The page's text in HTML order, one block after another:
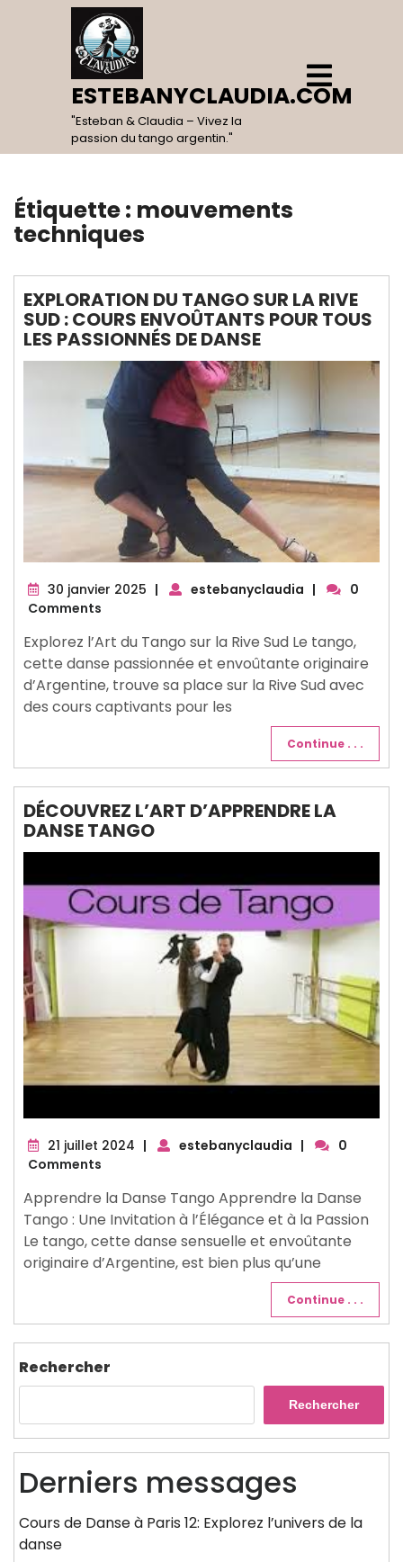
ESTEBANYCLAUDIA.COM
"Esteban & Claudia – Vivez la
passion du tango argentin."
Open
Menu
Étiquette : mouvements
techniques
EXPLORATION DU TANGO SUR LA RIVE
SUD : COURS ENVOÛTANTS POUR TOUS
LES PASSIONNÉS DE DANSE
30 janvier 2025 30
| estebanyclaudia |
0
Comments
Explorez l’Art du Tango sur la Rive Sud Le tango,
cette danse passionnée et envoûtante originaire
d’Argentine, trouve sa place sur la Rive Sud avec
des cours captivants pour les
Continue . . .
DÉCOUVREZ L’ART D’APPRENDRE LA
DANSE TANGO
21 juillet 2024 21| estebanyclaudia |
0
Comments
Apprendre la Danse Tango Apprendre la Danse
Tango : Une Invitation à l’Élégance et à la Passion
Le tango, cette danse sensuelle et envoûtante
originaire d’Argentine, est bien plus qu’une
Continue . . .
Rechercher
Rechercher
Derniers messages
Cours de Danse à Paris 12: Explorez l’univers de la
danse